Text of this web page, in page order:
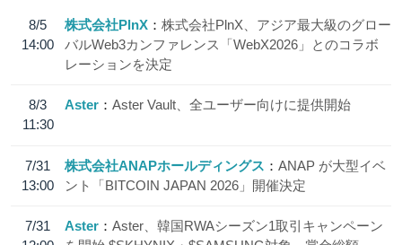
8/5
14:00
株式会社PlnX
株式会社PlnX、アジア最大級のグロー
バルWeb3カンファレンス「WebX2026」とのコラボ
レーションを決定
8/3
11:30
Aster Aster Vault、全ユーザー向けに提供開始
7/31
13:00
株式会社ANAPホールディングス
ANAP が大型イベ
ント「BITCOIN JAPAN 2026」開催決定
7/31
Aster
Aster、韓国RWAシーズン1取引キャンペーン